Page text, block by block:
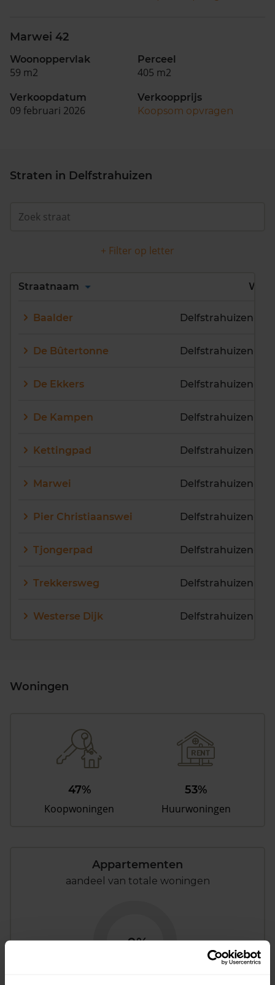
Marwei 42
Woonoppervlak
59 m2
Perceel
405 m2
Verkoopdatum
09 februari 2026
Verkoopprijs
Koopsom opvragen
Straten in Delfstrahuizen
+ Filter op letter
Alles
Q
R U
V
Straatnaam Wijk
Baalder Delfstrahuizen-
De Bûtertonne Delfstrahuizen-
De Ekkers Delfstrahuizen-
De Kampen Delfstrahuizen-
Kettingpad Delfstrahuizen-
Marwei
Pier Christiaanswei Delfstrahuizen-
Tjongerpad Delfstrahuizen-
Trekkersweg Delfstrahuizen-
Westerse Dijk Delfstrahuizen-
Woningen
47%
Koopwoningen
53%
Huurwoningen
Appartementen
aandeel van totale woningen
0%